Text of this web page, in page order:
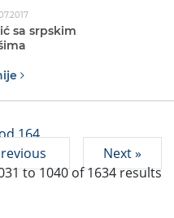
sa srpskim
164
Next »
to1040of1634results